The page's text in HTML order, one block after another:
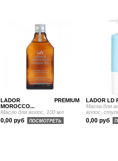
LADOR PREMIUM
MOROCCO...
Масло для волос, 100 мл
0,00 руб ПОСМОТРЕТЬ
LADOR LD
Маска для
волос,
0,00 руб